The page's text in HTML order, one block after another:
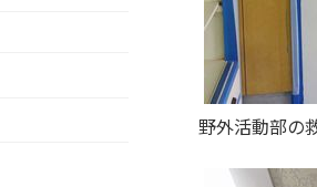
野外活動部の